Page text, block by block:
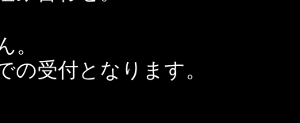
の受付となります。